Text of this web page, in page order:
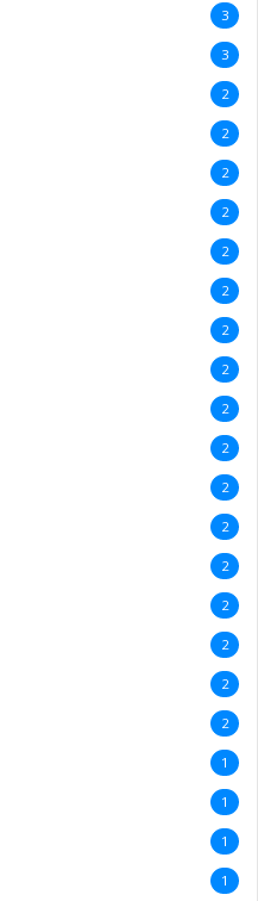
3
3
2
2
2
2
2
2
2
2
2
2
2
2
2
2
2
2
2
1
1
1
1